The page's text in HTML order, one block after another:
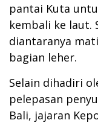
pantai Kuta
kembali ke laut.
diantaranya
bagian leher.
Selain dihadiri
pelepasan
Bali, jajaran